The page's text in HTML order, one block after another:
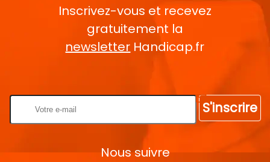
Inscrivez-vous et recevez
gratuitement la
newsletter Handicap.fr
S'inscrire
Nous suivre